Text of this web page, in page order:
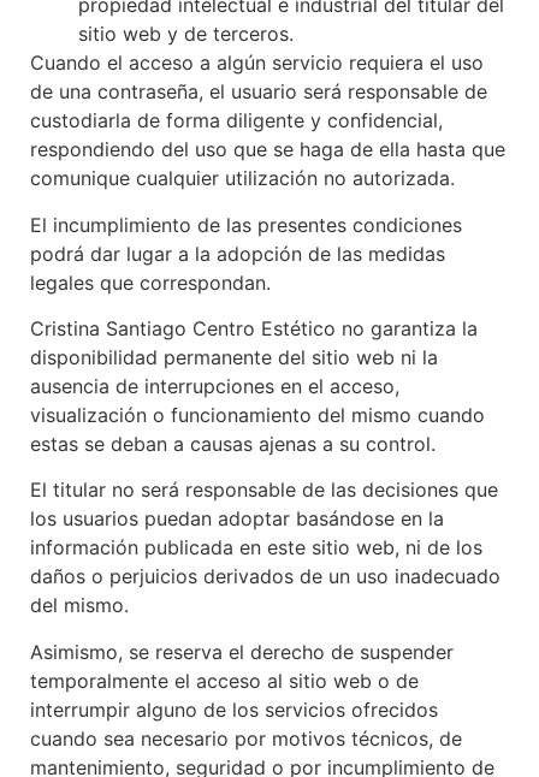
propiedad intelectual e industrial del titular del
sitio web y de terceros.
Cuando el acceso a algún servicio requiera el uso
de una contraseña, el usuario será responsable de
custodiarla de forma diligente y confidencial,
respondiendo del uso que se haga de ella hasta que
comunique cualquier utilización no autorizada.
El incumplimiento de las presentes condiciones
podrá dar lugar a la adopción de las medidas
legales que correspondan.
Cristina Santiago Centro Estético no garantiza la
disponibilidad permanente del sitio web ni la
ausencia de interrupciones en el acceso,
visualización o funcionamiento del mismo cuando
estas se deban a causas ajenas a su control.
El titular no será responsable de las decisiones que
los usuarios puedan adoptar basándose en la
información publicada en este sitio web, ni de los
daños o perjuicios derivados de un uso inadecuado
del mismo.
Asimismo, se reserva el derecho de suspender
temporalmente el acceso al sitio web o de
interrumpir alguno de los servicios ofrecidos
cuando sea necesario por motivos técnicos, de
mantenimiento, seguridad o por incumplimiento de